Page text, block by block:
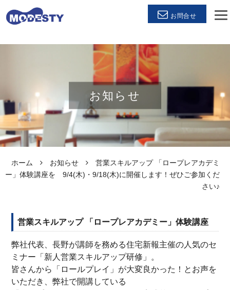
お問合せ
お知らせ
ホーム お知らせ
営業スキルアップ 「ロープレアカデミ
ー」体験講座を 9/4(木)・9/18(木)に開催します！ぜひご参加くだ
さい♪
営業スキルアップ 「ロープレアカデミー」体験講座
を 9/4(木)・9/18(木)に開催します！ぜひご参加くださ
い♪
2025.08.21
弊社代表、長野が講師を務める住宅新報主催の人気のセ
ミナー「新人営業スキルアップ研修」。
皆さんから「ロールプレイ」が大変良かった！とお声を
いただき、弊社で開講している